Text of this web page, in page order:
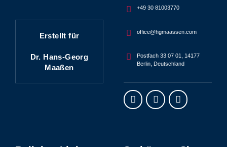
Erstellt für
Dr. Hans-Georg
Maaßen
+49 30 81003770
office@hgmaassen.com
Postfach 33 07 01, 14177
Berlin, Deutschland